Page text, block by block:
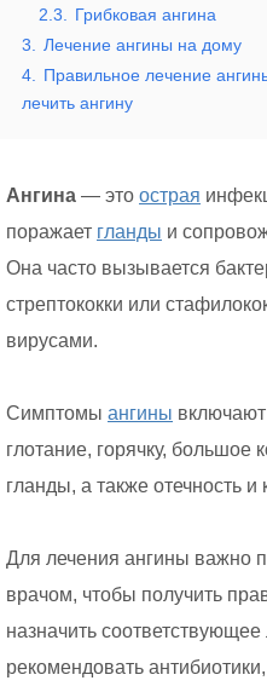
2.3.
Грибковая ангина
3.
Лечение ангины на дому
4.
Правильное лечение
лечить ангину
Ангина — это острая
поражает гланды и
Она часто вызывается
стрептококки или
вирусами.
Симптомы ангины
глотание, горячку, большое
гланды, а также отечность и
Для лечения ангины важно
врачом, чтобы получить
назначить
рекомендовать